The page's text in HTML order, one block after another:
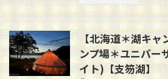
【北海道＊湖キ
ンプ場＊ユニバー
イト)【支笏湖】